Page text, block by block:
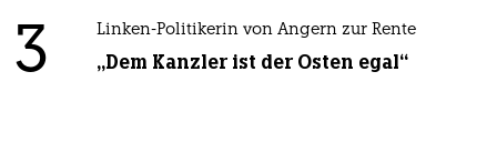
3 Linken-Politikerin von Angern zur Rente
„Dem Kanzler ist der Osten egal“